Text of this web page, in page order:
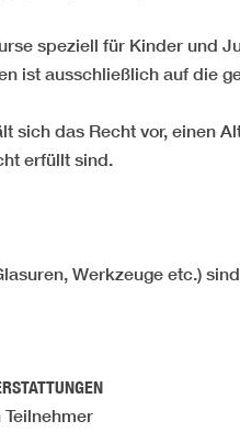
speziell für Kinder und
ist ausschließlich auf die
sich das Recht vor, einen
erfüllt sind.
Werkzeuge etc.)